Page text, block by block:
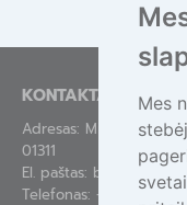
Mes
KONTAKTAI
Adresas: Mindaugo g.
01311
El. paštas:
Telefonas: +370 695